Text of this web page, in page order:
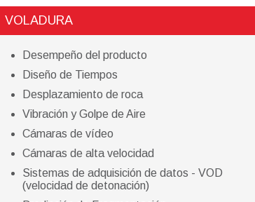
VOLADURA
Desempeño del producto
Diseño de Tiempos
Desplazamiento de roca
Vibración y Golpe de Aire
Cámaras de vídeo
Cámaras de alta velocidad
Sistemas de adquisición de datos - VOD
(velocidad de detonación)